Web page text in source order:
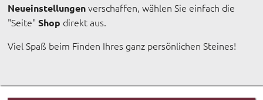
Neueinstellungenverschaffen, wählen Sie einfach die
"Seite"Shop direkt aus.
Viel Spaß beim Finden Ihres ganz persönlichen Steines!